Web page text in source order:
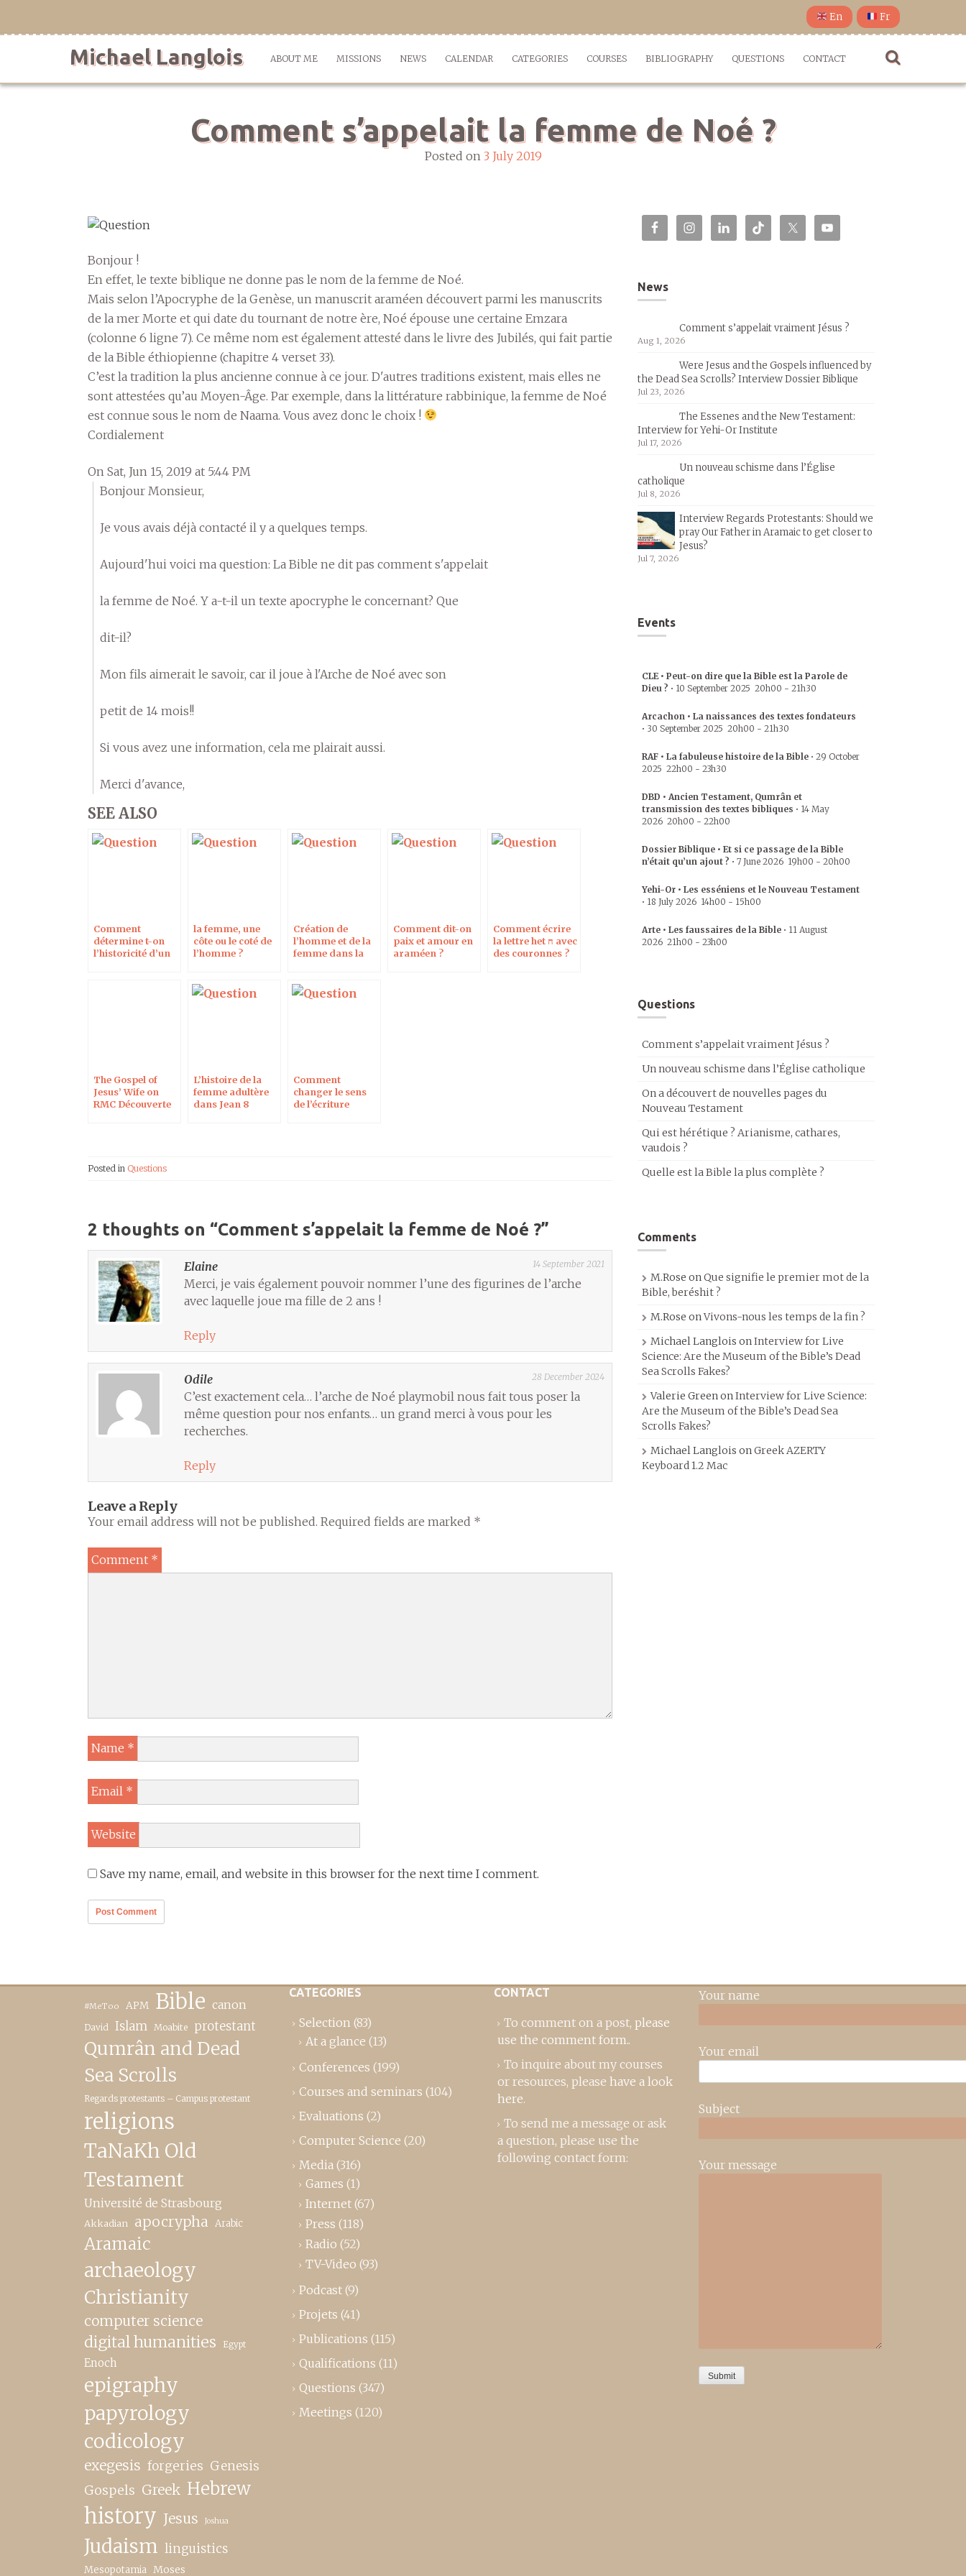
En Fr
Michael Langlois ABOUT ME MISSIONS NEWS CALENDAR CATEGORIES COURSES BIBLIOGRAPHY QUESTIONS CONTACT
Comment s’appelait la femme de Noé ?
Posted on 3 July 2019
Bonjour !
En effet, le texte biblique ne donne pas le nom de la femme de Noé.
Mais selon l’Apocryphe de la Genèse, un manuscrit araméen découvert parmi les manuscrits
de la mer Morte et qui date du tournant de notre ère, Noé épouse une certaine Emzara
(colonne 6 ligne 7). Ce même nom est également attesté dans le livre des Jubilés, qui fait partie
de la Bible éthiopienne (chapitre 4 verset 33).
C’est la tradition la plus ancienne connue à ce jour. D'autres traditions existent, mais elles ne
sont attestées qu’au Moyen-Âge. Par exemple, dans la littérature rabbinique, la femme de Noé
est connue sous le nom de Naama. Vous avez donc le choix !
Cordialement
On Sat, Jun 15, 2019 at 5:44 PM
Bonjour Monsieur,
Je vous avais déjà contacté il y a quelques temps.
Aujourd'hui voici ma question: La Bible ne dit pas comment s'appelait
la femme de Noé. Y a-t-il un texte apocryphe le concernant? Que
dit-il?
Mon fils aimerait le savoir, car il joue à l'Arche de Noé avec son
petit de 14 mois!!
Si vous avez une information, cela me plairait aussi.
Merci d'avance,
SEE ALSO
Comment
détermine t-on
l’historicité d’un
la femme, une
côte ou le coté de
l’homme ?
Création de
l’homme et de la
femme dans la
Comment dit-on
paix et amour en
araméen ?
Comment écrire
la lettre het ח avec
des couronnes ?
The Gospel of
Jesus’ Wife on
RMC Découverte
L’histoire de la
femme adultère
dans Jean 8
Comment
changer le sens
de l’écriture
Posted in Questions
2 thoughts on “Comment s’appelait la femme de Noé ?”
Elaine 14 September 2021
Merci, je vais également pouvoir nommer l’une des figurines de l’arche
avec laquelle joue ma fille de 2 ans !
Reply
Odile 28 December 2024
C’est exactement cela… l’arche de Noé playmobil nous fait tous poser la
même question pour nos enfants… un grand merci à vous pour les
recherches.
Reply
Leave a Reply
Your email address will not be published. Required fields are marked *
Comment *
Name *
Email *
Website
Save my name, email, and website in this browser for the next time I comment.
News
Comment s’appelait vraiment Jésus ?
Aug 1, 2026
Were Jesus and the Gospels influenced by
the Dead Sea Scrolls? Interview Dossier Biblique
Jul 23, 2026
The Essenes and the New Testament:
Interview for Yehi-Or Institute
Jul 17, 2026
Un nouveau schisme dans l’Église
catholique
Jul 8, 2026
Interview Regards Protestants: Should we
pray Our Father in Aramaic to get closer to
Jesus?
Jul 7, 2026
Events
CLE • Peut-on dire que la Bible est la Parole de
Dieu ? • 10 September 2025 20h00 - 21h30
Arcachon • La naissances des textes fondateurs
• 30 September 2025 20h00 - 21h30
RAF • La fabuleuse histoire de la Bible • 29 October
2025 22h00 - 23h30
DBD • Ancien Testament, Qumrân et
transmission des textes bibliques • 14 May
2026 20h00 - 22h00
Dossier Biblique • Et si ce passage de la Bible
n’était qu’un ajout ? • 7 June 2026 19h00 - 20h00
Yehi-Or • Les esséniens et le Nouveau Testament
• 18 July 2026 14h00 - 15h00
Arte • Les faussaires de la Bible • 11 August
2026 21h00 - 23h00
Questions
Comment s’appelait vraiment Jésus ?
Un nouveau schisme dans l’Église catholique
On a découvert de nouvelles pages du
Nouveau Testament
Qui est hérétique ? Arianisme, cathares,
vaudois ?
Quelle est la Bible la plus complète ?
Comments
M.Rose onQue signifie le premier mot de la
Bible, beréshit ?
M.Rose onVivons-nous les temps de la fin ?
Michael Langlois onInterview for Live
Science: Are the Museum of the Bible’s Dead
Sea Scrolls Fakes?
Valerie GreenonInterview for Live Science:
Are the Museum of the Bible’s Dead Sea
Scrolls Fakes?
Michael Langlois onGreek AZERTY
Keyboard 1.2 Mac
#MeToo APM Bible canon
David Islam Moabite protestant
Qumrân and Dead
Sea Scrolls
Regards protestants – Campus protestant
religions
TaNaKh Old
Testament
Université de Strasbourg
Akkadian apocrypha Arabic
Aramaic
archaeology
Christianity
computer science
digital humanities Egypt
Enoch
epigraphy
papyrology
codicology
exegesis forgeries Genesis
Gospels Greek Hebrew
history Jesus Joshua
Judaism linguistics
Mesopotamia Moses
CATEGORIES
Selection (83)
At a glance (13)
Conferences (199)
Courses and seminars (104)
Evaluations (2)
Computer Science (20)
Media (316)
Games (1)
Internet (67)
Press (118)
Radio (52)
TV-Video (93)
Podcast (9)
Projets (41)
Publications (115)
Qualifications (11)
Questions (347)
Meetings (120)
CONTACT
To comment on a post, please
use the comment form..
To inquire about my courses
or resources, please have a look
here.
To send me a message or ask
a question, please use the
following contact form:
Your name
Your email
Subject
Your message